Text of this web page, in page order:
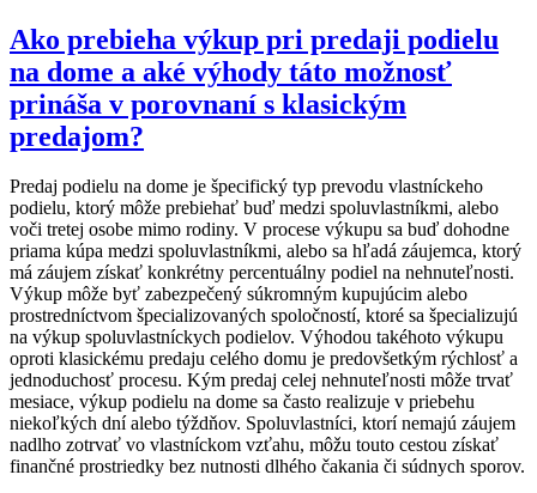
Ako prebieha výkup pri predaji podielu
na dome a aké výhody táto možnosť
prináša v porovnaní s klasickým
predajom?
Predaj podielu na dome je špecifický typ prevodu vlastníckeho
podielu, ktorý môže prebiehať buď medzi spoluvlastníkmi, alebo
voči tretej osobe mimo rodiny. V procese výkupu sa buď dohodne
priama kúpa medzi spoluvlastníkmi, alebo sa hľadá záujemca, ktorý
má záujem získať konkrétny percentuálny podiel na nehnuteľnosti.
Výkup môže byť zabezpečený súkromným kupujúcim alebo
prostredníctvom špecializovaných spoločností, ktoré sa špecializujú
na výkup spoluvlastníckych podielov. Výhodou takéhoto výkupu
oproti klasickému predaju celého domu je predovšetkým rýchlosť a
jednoduchosť procesu. Kým predaj celej nehnuteľnosti môže trvať
mesiace, výkup podielu na dome sa často realizuje v priebehu
niekoľkých dní alebo týždňov. Spoluvlastníci, ktorí nemajú záujem
nadlho zotrvať vo vlastníckom vzťahu, môžu touto cestou získať
finančné prostriedky bez nutnosti dlhého čakania či súdnych sporov.